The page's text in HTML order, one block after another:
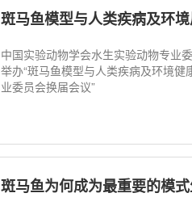
斑马鱼模型与人类疾病及环
中国实验动物学会水生实验动物专业
举办“斑马鱼模型与人类疾病及环境
业委员会换届会议”
斑马鱼为何成为最重要的模式